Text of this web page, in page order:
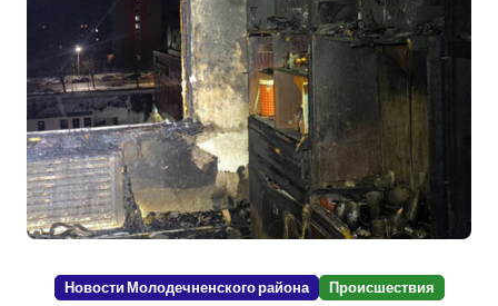
Новости Молодечненского района Происшествия